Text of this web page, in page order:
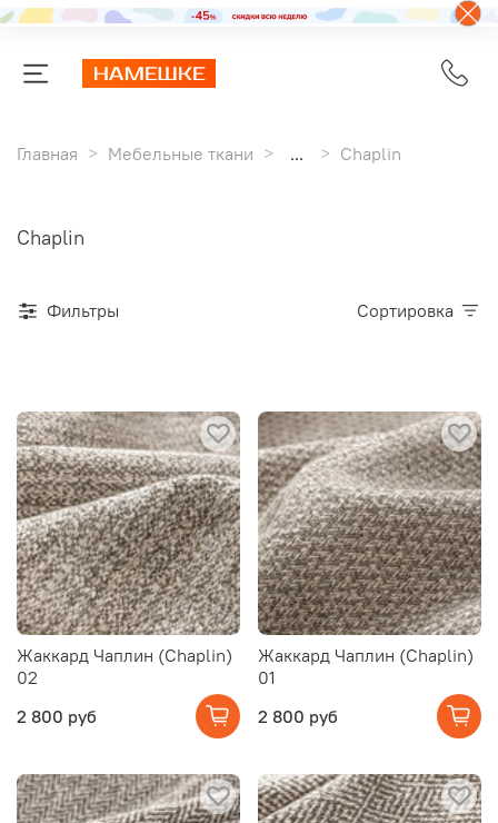
Главная Мебельные ткани ... Chaplin
Chaplin
Фильтры Сортировка
Жаккард Чаплин (Chaplin)
02
2 800 руб
Жаккард Чаплин (Chaplin)
01
2 800 руб